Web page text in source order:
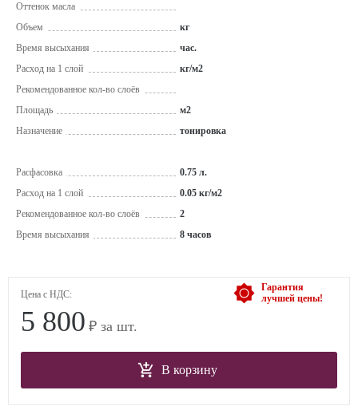
Оттенок масла
Объем
кг
Время высыхания
час.
Расход на 1 слой
кг/м2
Рекомендованное кол-во слоёв
Площадь
м2
Назначение
тонировка
Расфасовка
0.75 л.
Расход на 1 слой
0.05 кг/м2
Рекомендованное кол-во слоёв
2
Время высыхания
8 часов
Гарантия
лучшей цены!
Цена с НДС:
5 800 ₽ за шт.
В корзину